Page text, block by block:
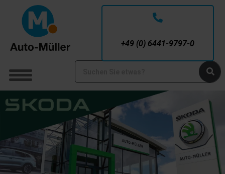
+49 (0) 6441-9797-0